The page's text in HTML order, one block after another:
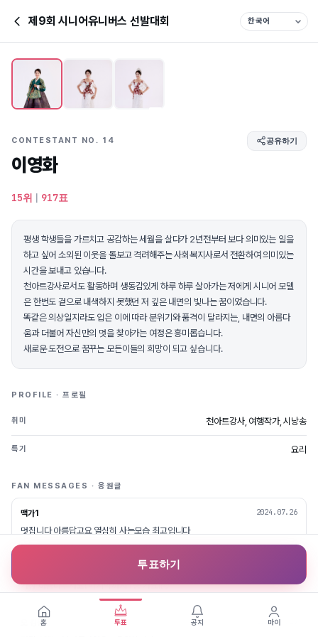
제9회 시니어유니버스 선발대회
CONTESTANT NO. 14 공유하기
이영화
15위 | 917표
평생 학생들을 가르치고 공감하는 세월을 살다가 2년전부터 보다 의미있는 일을
하고 싶어 소외된 이웃을 돌보고 격려해주는 사회복지사로서 전환하여 의미있는
시간을 보내고 있습니다.
천아트강사로서도 활동하며 생동감있게 하루 하루 살아가는 저에게 시니어 모델
은 한번도 겉으로 내색하지 못했던 저 깊은 내면의 빛나는 꿈이었습니다.
똑같은 의상일지라도 입은 이에 따라 분위기와 품격이 달라지는, 내면의 아름다
움과 더불어 자신만의 멋을 찾아가는 여정은 흥미롭습니다.
새로운 도전으로 꿈꾸는 모든이들의 희망이 되고 싶습니다.
PROFILE · 프로필
취미 천아트강사, 여행작가, 시낭송
특기 요리
FAN MESSAGES · 응원글
맥가1 2024.07.26
멋집니다 아릉답고요 열심히 사는모습 최고입니다
가장 아름다우세요! 마지막까지 1등 가요!!🩷
오 감동 2024.07.25
투표하기
홈 투표 공지 마이